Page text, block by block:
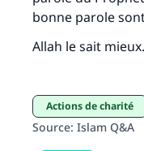
bonne parole
Allah le sait mieux.
actions de charité
Source: Islam Q&A